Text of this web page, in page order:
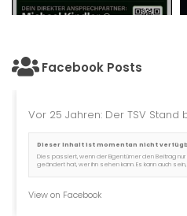
Facebook Posts
Vor 25 Jahren: Der TSV Stand
Dieser Inhalt ist momentan nicht
Dies passiert, wenn der Eigentümer den Beitrag
geändert hat, wer ihn sehen kann. Es kann auch
View on Facebook